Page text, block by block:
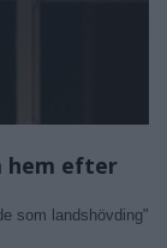
hem efter
som landshövding"